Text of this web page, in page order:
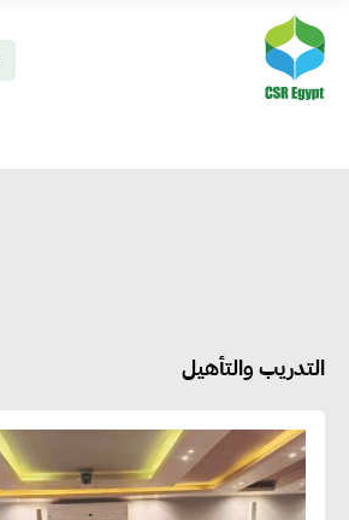
التدريب والتأهيل